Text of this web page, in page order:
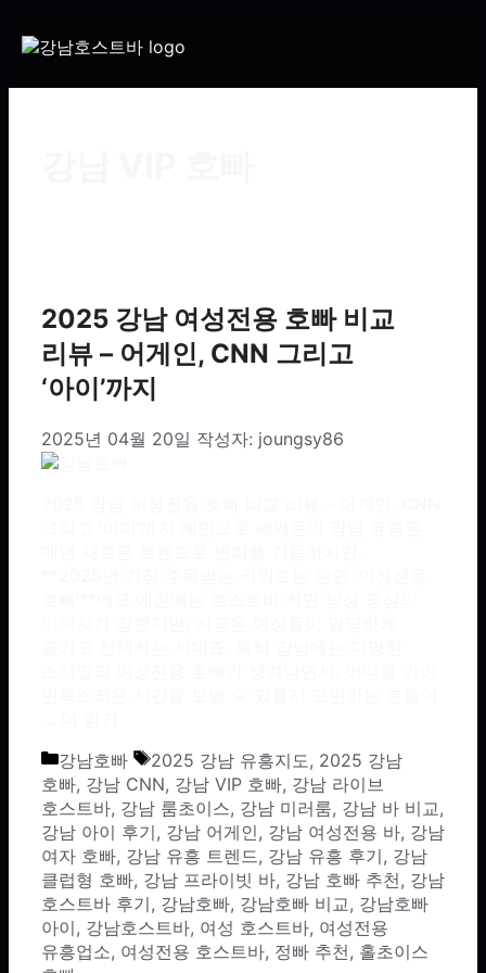
2025 강남 여성전용 호빠 비교
리뷰 – 어게인, CNN 그리고
‘아이’까지
2025년 04월 20일 작성자: joungsy86
카테고리
강남호빠 태그
2025 강남 유흥지도, 2025 강남
호빠, 강남 CNN, 강남 VIP 호빠, 강남 라이브
호스트바, 강남 룸초이스, 강남 미러룸, 강남 바 비교,
강남 아이 후기, 강남 어게인, 강남 여성전용 바, 강남
여자 호빠, 강남 유흥 트렌드, 강남 유흥 후기, 강남
클럽형 호빠, 강남 프라이빗 바, 강남 호빠 추천, 강남
호스트바 후기, 강남호빠, 강남호빠 비교, 강남호빠
아이, 강남호스트바, 여성 호스트바, 여성전용
유흥업소, 여성전용 호스트바, 정빠 추천, 홀초이스